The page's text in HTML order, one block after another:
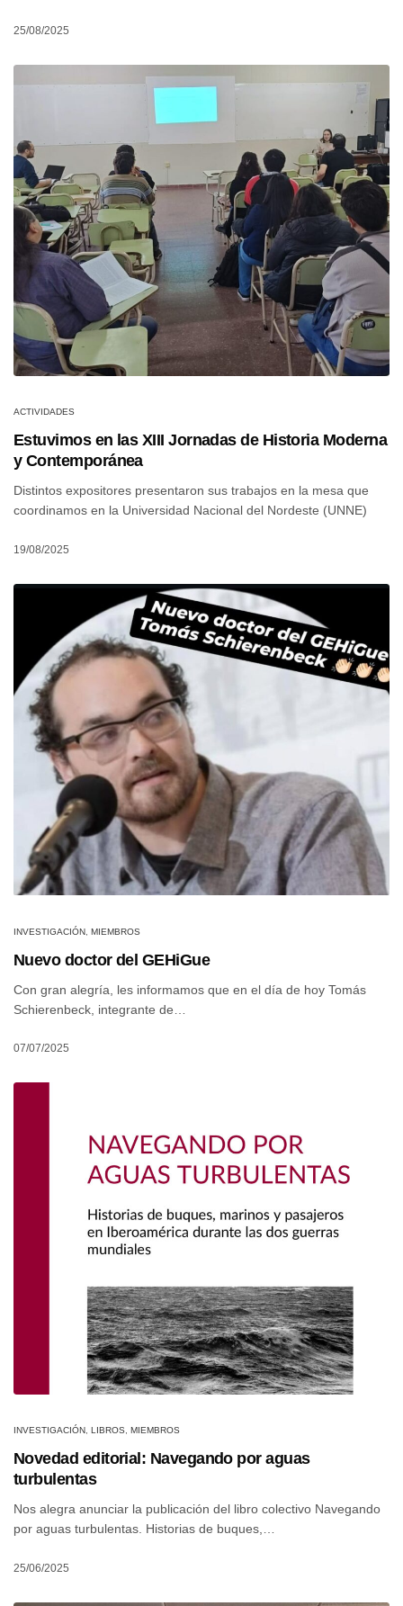
25/08/2025
ACTIVIDADES
Estuvimos en las XIII Jornadas de Historia Moderna
y Contemporánea
Distintos expositores presentaron sus trabajos en la mesa que
coordinamos en la Universidad Nacional del Nordeste (UNNE)
19/08/2025
INVESTIGACIÓN MIEMBROS
Nuevo doctor del GEHiGue
Con gran alegría, les informamos que en el día de hoy Tomás
Schierenbeck, integrante de…
07/07/2025
INVESTIGACIÓN LIBROS MIEMBROS
Novedad editorial: Navegando por aguas
turbulentas
Nos alegra anunciar la publicación del libro colectivo Navegando
por aguas turbulentas. Historias de buques,…
25/06/2025